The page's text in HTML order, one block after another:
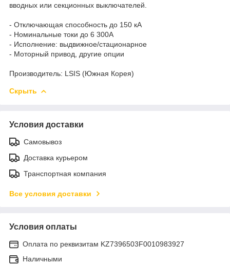
вводных или секционных выключателей.
- Отключающая способность до 150 кА
- Номинальные токи до 6 300А
- Исполнение: выдвижное/стационарное
- Моторный привод, другие опции
Производитель: LSIS (Южная Корея)
Скрыть
Условия доставки
Самовывоз
Доставка курьером
Транспортная компания
Все условия доставки
Условия оплаты
Оплата по реквизитам KZ7396503F0010983927
Наличными